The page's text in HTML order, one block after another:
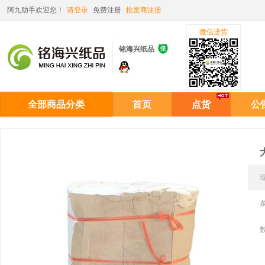
阿九助手欢迎您！ 请登录 免费注册 批发商注册
铭海兴纸品 
微信进货
全部商品分类 首页 点货 公